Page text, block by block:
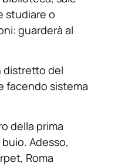
studiare o
guarderà al
distretto del
facendo sistema
della prima
Adesso,
Roma